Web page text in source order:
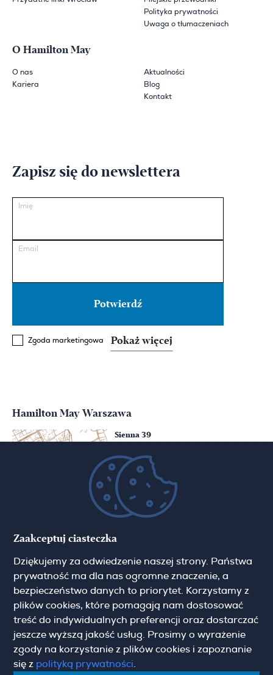
Polityka prywatności
Uwaga o tłumaczeniach
O Hamilton May
O nas
Kariera
Aktualności
Blog
Kontakt
Zapisz się do newslettera
Imię
Email
Zgoda marketingowa Pokaż więcej
Hamilton May Warszawa
Sienna 39
(+48) 22 428 16 15
warsaw@hamiltonmay.com
31-117 Krakow
(+48) 12 426 51 26
krakow@hamiltonmay.com
Hamilton May Wrocław
Zaakceptuj ciasteczka
Dziękujemy za odwiedzenie naszej strony. Państwa
prywatność ma dla nas ogromne znaczenie, a
bezpieczeństwo danych to priorytet. Korzystamy z
plików cookies, które pomagają nam dostosować
treść do indywidualnych preferencji oraz dostarczać
jeszcze wyższą jakość usług. Prosimy o wyrażenie
zgody na korzystanie z plików cookies i zapoznanie
się z polityką prywatności